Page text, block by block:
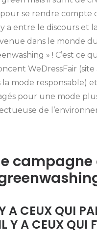
se rendre compte
y a entre le discours et
dans le monde du
» ! C’est ce
WeDressFair (site
la mode responsable)
pour une mode
de
A CEUX QUI
Y A CEUX QUI